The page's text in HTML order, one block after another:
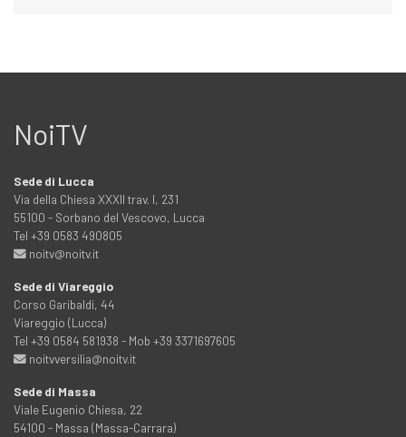
NoiTV
Sede di Lucca
Via della Chiesa XXXII trav. I, 231
55100 - Sorbano del Vescovo, Lucca
Tel +39 0583 490805
noitv@noitv.it
Sede di Viareggio
Corso Garibaldi, 44
Viareggio (Lucca)
Tel +39 0584 581938 - Mob +39 3371697605
noitvversilia@noitv.it
Sede di Massa
Viale Eugenio Chiesa, 22
54100 - Massa (Massa-Carrara)